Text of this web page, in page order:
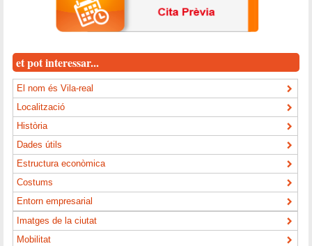
et pot interessar...
El nom és Vila-real
Localització
Història
Dades útils
Estructura econòmica
Costums
Entorn empresarial
Imatges de la ciutat
Mobilitat